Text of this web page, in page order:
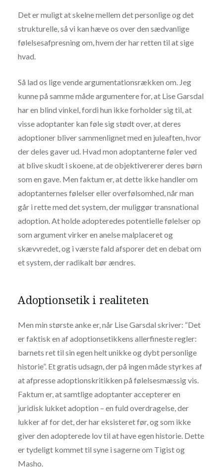
Det er muligt at skelne mellem det personlige og det
strukturelle, så vi kan hæve os over den sædvanlige
følelsesafpresning om, hvem der har retten til at sige
hvad.
Så lad os lige vende argumentationsrækken om. Jeg
kunne på samme måde argumentere for, at Lise Garsdal
har en blind vinkel, fordi hun ikke forholder sig til, at
visse adoptanter kan føle sig stødt over, at deres
adoptioner bliver sammenlignet med en juleaften, hvor
der deles gaver ud. Hvad mon adoptanterne føler ved
at blive skudt i skoene, at de objektivererer deres børn
som en gave. Men faktum er, at dette ikke handler om
adoptanternes følelser eller overfølsomhed, når man
går i rette med det system, der muliggør transnational
adoption. At holde adopteredes potentielle følelser op
som argument virker en anelse malplaceret og
skævvredet, og i værste fald afsporer det en debat om
et system, der radikalt bør ændres.
Adoptionsetik i realiteten
Men min største anke er, når Lise Garsdal skriver: “Det
er faktisk en af adoptionsetikkens allerfineste regler:
barnets ret til sin egen helt unikke og dybt personlige
historie”. Et gratis udsagn, der på ingen måde styrkes af
at afpresse adoptionskritikken på følelsesmæssig vis.
Faktum er, at samtlige adoptanter accepterer en
juridisk lukket adoption – en fuld overdragelse, der
lukker af for det, der har eksisteret før, og som ikke
giver den adopterede lov til at have egen historie. Dette
er tydeligt kommet til syne i sagerne om Tigist og
Masho.